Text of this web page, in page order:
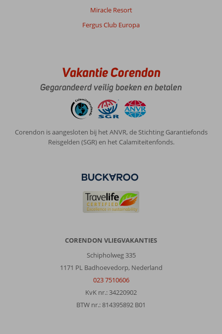
Miracle Resort
Fergus Club Europa
Vakantie Corendon
Gegarandeerd veilig boeken en betalen
Corendon is aangesloten bij het ANVR, de Stichting Garantiefonds
Reisgelden (SGR) en het Calamiteitenfonds.
CORENDON VLIEGVAKANTIES
Schipholweg 335
1171 PL Badhoevedorp, Nederland
023 7510606
KvK nr.: 34220902
BTW nr.: 814395892 B01